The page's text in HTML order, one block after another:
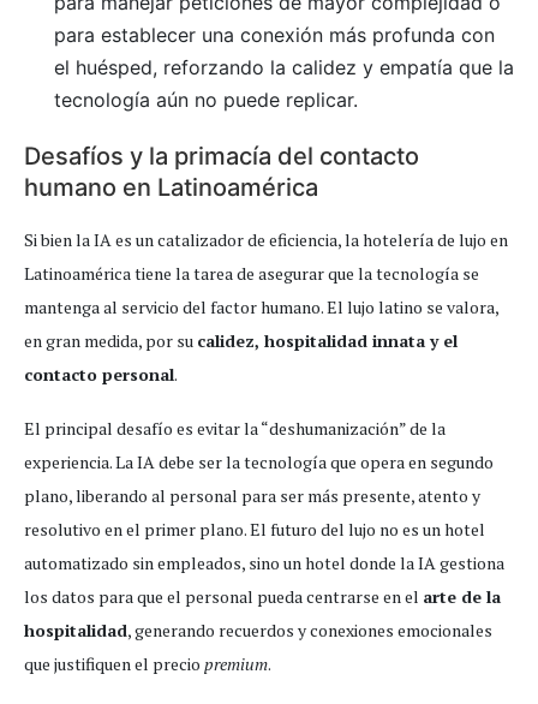
para establecer una conexión más profunda con
el huésped, reforzando la calidez y empatía que la
tecnología aún no puede replicar.
Desafíos y la primacía del contacto
humano en Latinoamérica
Si bien la IA es un catalizador de eficiencia, la hotelería de lujo en
Latinoamérica tiene la tarea de asegurar que la tecnología se
mantenga al servicio del factor humano. El lujo latino se valora,
en gran medida, por su calidez, hospitalidad innata y el
contacto personal.
El principal desafío es evitar la “deshumanización” de la
experiencia. La IA debe ser la tecnología que opera en segundo
plano, liberando al personal para ser más presente, atento y
resolutivo en el primer plano. El futuro del lujo no es un hotel
automatizado sin empleados, sino un hotel donde la IA gestiona
los datos para que el personal pueda centrarse en el arte de la
hospitalidad, generando recuerdos y conexiones emocionales
que justifiquen el precio premium.